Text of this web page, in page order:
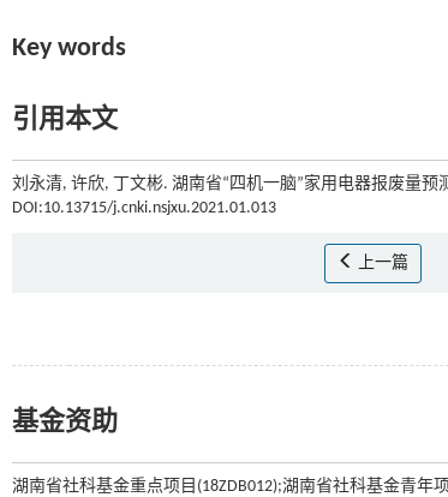
Key words
引用本文
刘永清, 许欣, 丁文彬. 湖南省“四机一脑”家用电器报废量
DOI:10.13715/j.cnki.nsjxu.2021.01.013
上一篇
基金资助
湖南省社科基金重点项目(18ZDB012);湖南省社科基金青年